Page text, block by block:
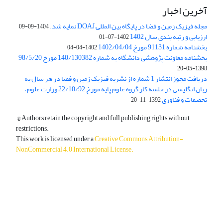
آخرین اخبار
مجله فیزیک زمین و فضا در پایگاه بین المللی DOAJ نمایه شد. 1404-09-09
ارزیابی و رتبه بندی سال 1402 1402-07-01
بخشنامه شماره 91131 مورخ 1402/04/04 1402-04-04
بخشنامه معاونت پژوهشی دانشگاه به شماره 140/130382 مورخ 98/5/20
1398-05-20
دریافت مجوز انتشار 1 شماره از نشریه فیزیک زمین و فضا در هر سال به
زبان انگلیسی در جلسه کار گروه علوم پایه مورخ 22/10/92 وزارت علوم،
تحقیقات و فناوری1392-11-20
© Authors retain the copyright and full publishing rights without
restrictions.
This work is licensed under aCreative Commons Attribution-
NonCommercial 4.0 International License.